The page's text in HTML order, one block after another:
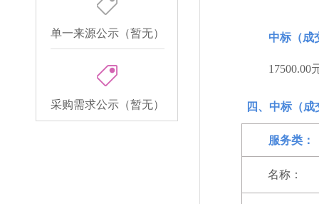
单一来源公示（暂无）
采购需求公示（暂无）
中标（成
17500.00
四、中标（成
服务类：
名称：